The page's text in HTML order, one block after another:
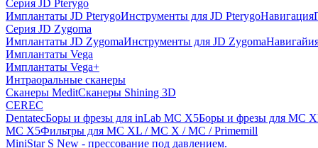
Серия JD Pterygo
Имплантаты JD PterygoИнструменты для JD PterygoНавигация
Серия JD Zygoma
Имплантаты JD ZygomaИнструменты для JD Zygoma
Имплантаты Vega
Имплантаты Vega+
Интраоральные сканеры
Сканеры MeditСканеры Shining 3D
CEREC
DentatecБоры и фрезы для inLab MC X5Боры и фрезы для MC
MC X5Фильтры для MC XL / MC X / MC / Primemill
MiniStar S New - прессование под давлением.